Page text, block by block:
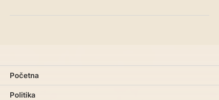
Početna
Politika